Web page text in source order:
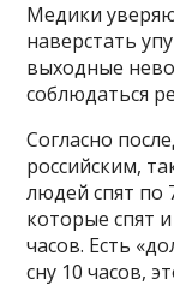
Медики
наверстать
выходные
соблюдаться
Согласно
российским,
людей спят по
которые спят
часов. Есть
сну 10 часов,